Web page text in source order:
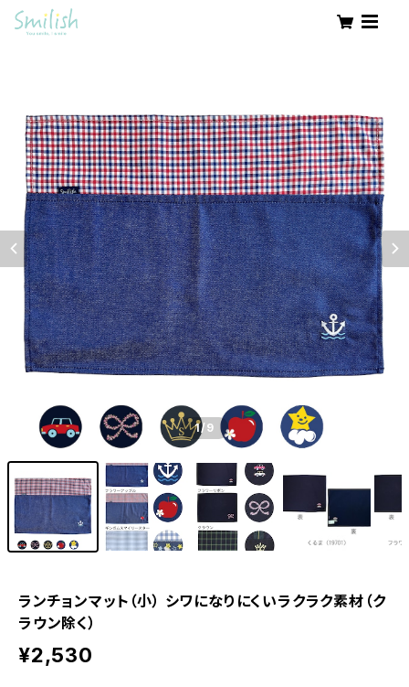
1/9
ランチョンマット（小） シワになりにくいラクラク素材（ク
ラウン除く）
¥2,530